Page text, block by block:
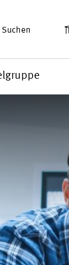
Suchen